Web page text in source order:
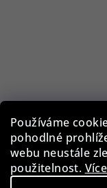
Používáme
pohodlné
webu neustále
použitelnost.